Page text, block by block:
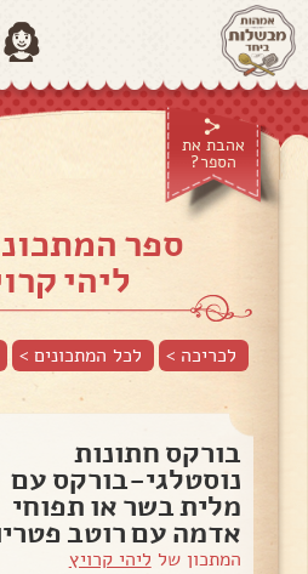
אהבת את
הספר?
ספר
ליהי
לכריכה > לכל המתכונים >
בורקס חתונות
נוסטלגי-בורקס עם
מלית בשר או תפוחי
אדמה עם רוטב
המתכון של ליהי קרויץ